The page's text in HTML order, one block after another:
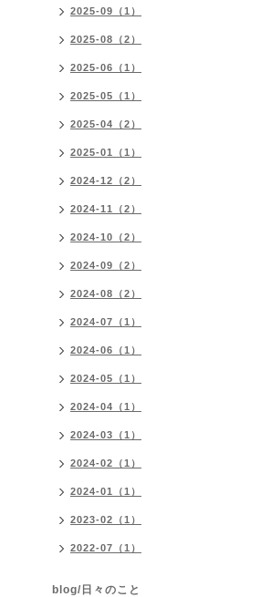
2025-09（1）
2025-08（2）
2025-06（1）
2025-05（1）
2025-04（2）
2025-01（1）
2024-12（2）
2024-11（2）
2024-10（2）
2024-09（2）
2024-08（2）
2024-07（1）
2024-06（1）
2024-05（1）
2024-04（1）
2024-03（1）
2024-02（1）
2024-01（1）
2023-02（1）
2022-07（1）
blog/日々のこと